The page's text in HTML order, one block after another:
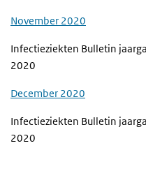
November 2020
Infectieziekten Bulletin
2020
December 2020
Infectieziekten Bulletin
2020